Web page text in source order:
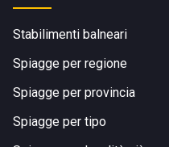
Stabilimenti balneari
Spiagge per regione
Spiagge per provincia
Spiagge per tipo